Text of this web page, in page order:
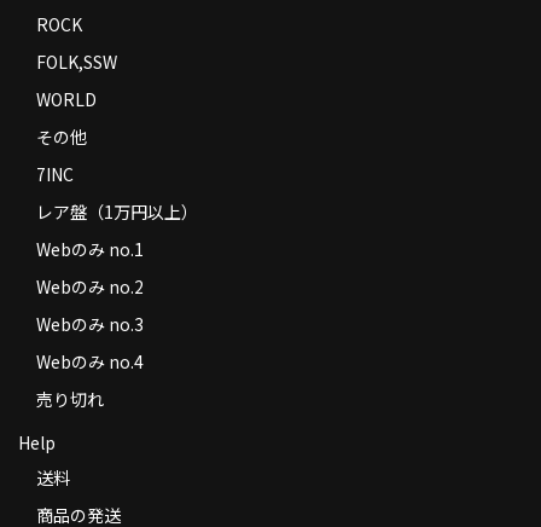
ROCK
FOLK,SSW
WORLD
その他
7INC
レア盤（1万円以上）
Webのみ no.1
Webのみ no.2
Webのみ no.3
Webのみ no.4
売り切れ
Help
送料
商品の発送